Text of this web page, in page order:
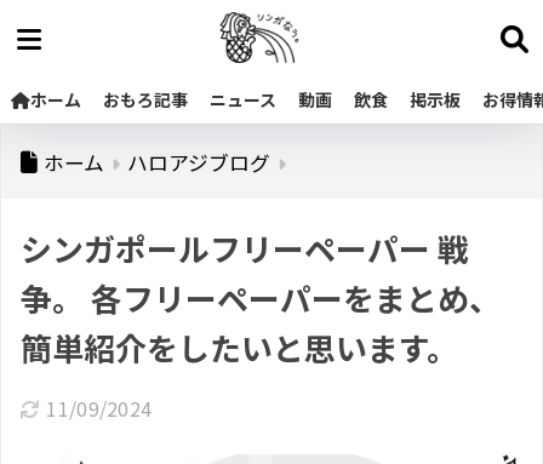
ホーム おもろ記事 ニュース 動画 飲食 掲示板 お得情
ホーム ハロアジブログ
シンガポールフリーペーパー 戦
争。 各フリーペーパーをまとめ、
簡単紹介をしたいと思います。
11/09/2024